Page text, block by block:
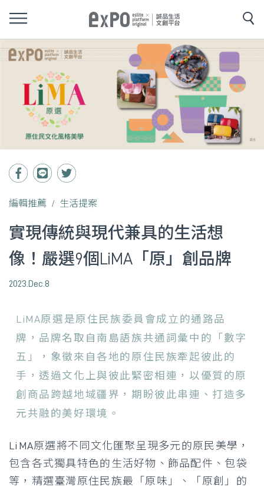
編輯推薦 生活提案
實現傳統與現代兼具的生活想
像！嚴選9個LiMA「原」創品牌
2023.Dec.8
LiMA原選是原住民族委員會成立的通路品
牌，品牌名取自南島語族共通詞彙中的「數字
五」，象徵來自各地的原住民族牽起彼此的
手，透過文化上與彼此緊密相連，以優質的原
創商品跨越地域疆界，期盼彼此串連、打造多
元共融的美好環境。
LiMA原選將不同文化匯聚呈現多元的原民美學，
包含各式獨具特色的生活好物、飾品配件、包袋
等，精選臺灣原住民族最「原味」、「原創」的